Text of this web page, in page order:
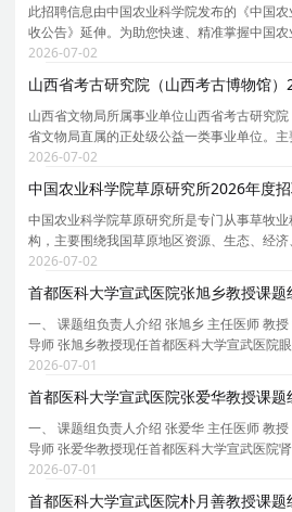
此招聘信息由中国农业科学院发布的《中国
收公告》延伸。为助您快速、精准掌握中国
详情， 现特别针对中国农业科学院蜜蜂研究
说明。 为保证您获取的招聘信息完整且准确，
2026-07-02
山西省文物局所属事业单位山西省考古研究
省文物局直属的正处级公益一类事业单位。
的考古调查、勘探、发掘、保护和研究工作，
黄河文化、一带一路考古重点课题研究等。集
2026-07-02
中国农业科学院草原研究所2026年度
中国农业科学院草原研究所是专门从事草牧
构，主要围绕我国草原地区资源、生态、经济
以基础前沿、共性关键技术和社会公益服务为
集、评价、保存与利用，草新品种培育、制种
2026-07-02
首都医科大学宣武医院张旭乡教授课
一、 课题组负责人介绍 张旭乡 主任医师 教
导师 张旭乡教授现任首都医科大学宣武医院
会视觉神经专委会主任委员、北京整合医学学
京市医学会眼科分会常委、中国研究型医院学会
2026-07-01
首都医科大学宣武医院张爱华教授课
一、 课题组负责人介绍 张爱华 主任医师 教
导师 张爱华教授现任首都医科大学宣武医院
科教研室主任。中国医师协会肾脏内科医师分
促进会血液净化专委会主任委员，北京医学会血
2026-07-01
首都医科大学宣武医院朴月善教授课